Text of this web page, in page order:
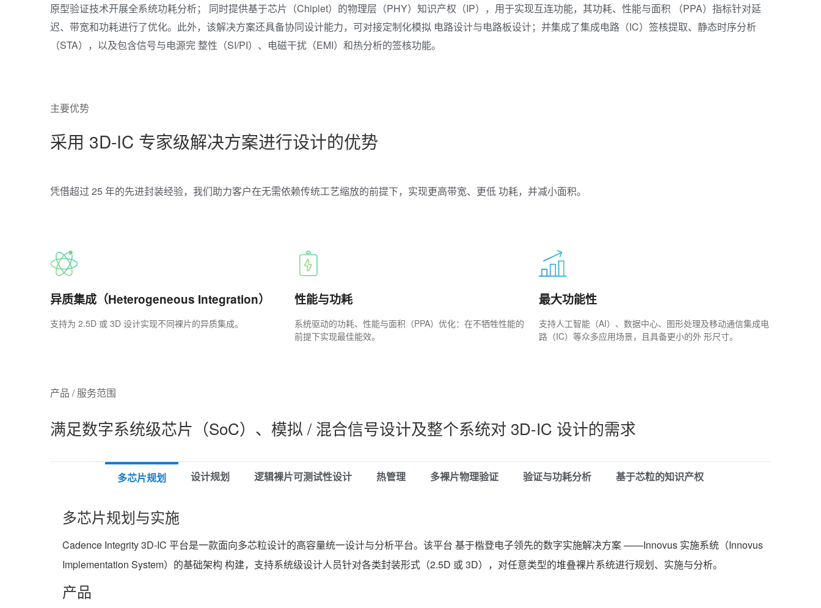
原型验证技术开展全系统功耗分析； 同时提供基于芯片（Chiplet）的物理层（PHY）知识产权（IP），用于实现互连功能，其功耗、性能与面积 （PPA）指标针对延
迟、带宽和功耗进行了优化。此外，该解决方案还具备协同设计能力，可对接定制化模拟 电路设计与电路板设计；并集成了集成电路（IC）签核提取、静态时序分析
（STA），以及包含信号与电源完 整性（SI/PI）、电磁干扰（EMI）和热分析的签核功能。
主要优势
采用 3D-IC 专家级解决方案进行设计的优势
凭借超过 25 年的先进封装经验，我们助力客户在无需依赖传统工艺缩放的前提下，实现更高带宽、更低 功耗，并减小面积。
异质集成（Heterogeneous Integration）
支持为 2.5D 或 3D 设计实现不同裸片的异质集成。
性能与功耗
系统驱动的功耗、性能与面积（PPA）优化：在不牺牲性能的
前提下实现最佳能效。
最大功能性
支持人工智能（AI）、数据中心、图形处理及移动通信集成电
路（IC）等众多应用场景，且具备更小的外 形尺寸。
产品 / 服务范围
满足数字系统级芯片（SoC）、模拟 / 混合信号设计及整个系统对 3D-IC 设计的需求
多芯片规划 设计规划 逻辑裸片可测试性设计 热管理 多裸片物理验证 验证与功耗分析 基于芯粒的知识产权
多芯片规划与实施
Cadence Integrity 3D-IC 平台是一款面向多芯粒设计的高容量统一设计与分析平台。该平台 基于楷登电子领先的数字实施解决方案 ——Innovus 实施系统（Innovus
Implementation System）的基础架构 构建，支持系统级设计人员针对各类封装形式（2.5D 或 3D），对任意类型的堆叠裸片系统进行规划、实施与分析。
产品Palladium Z2